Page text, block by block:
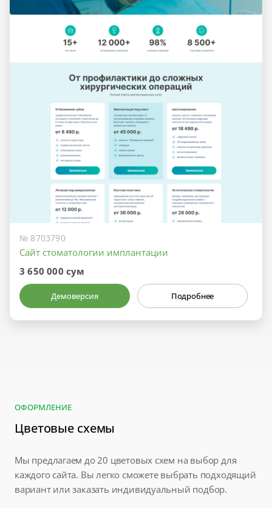
№ 8703790
Сайт стоматологии имплантации
3 650 000 сум
Демоверсия Подробнее
ОФОРМЛЕНИЕ
Цветовые схемы
Мы предлагаем до 20 цветовых схем на выбор для
каждого сайта. Вы легко сможете выбрать подходящий
вариант или заказать индивидуальный подбор.